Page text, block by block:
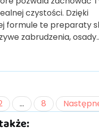
czystości. Dzięki
formule te preparaty
zabrudzenia,
wpisów
… 8